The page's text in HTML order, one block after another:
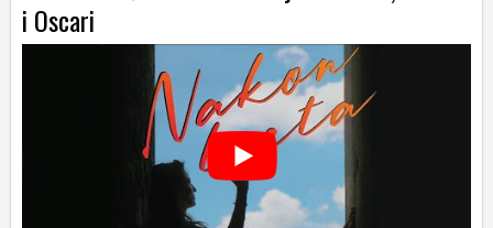
i Oscari